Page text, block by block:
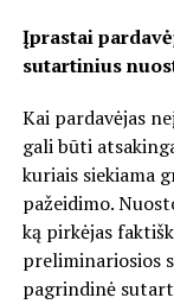
Įprastai
sutartinius
Kai pardavėjas
gali būti
kuriais siekiama
pažeidimo.
ką pirkėjas
preliminariosios
pagrindinė